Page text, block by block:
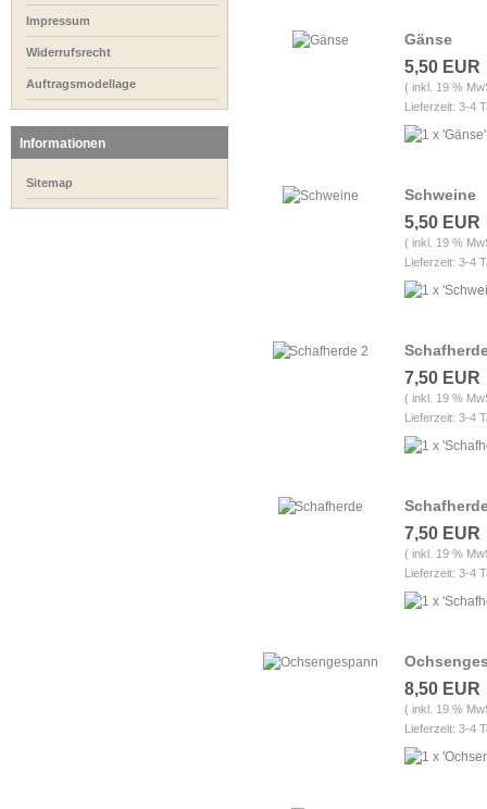
Impressum
Widerrufsrecht
Auftragsmodellage
Informationen
Sitemap
Gänse
5,50 EUR
( inkl. 19 %
Lieferzeit: 3-4
Schweine
5,50 EUR
( inkl. 19 %
Lieferzeit: 3-4
7,50 EUR
( inkl. 19 %
Lieferzeit: 3-4
7,50 EUR
( inkl. 19 %
Lieferzeit: 3-4
8,50 EUR
( inkl. 19 %
Lieferzeit: 3-4